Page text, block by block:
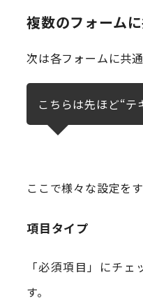
複数のフォーム
次は各フォームに共
こちらは先ほど“テ
ここで様々な設定を
項目タイプ
「必須項目」にチ
す。